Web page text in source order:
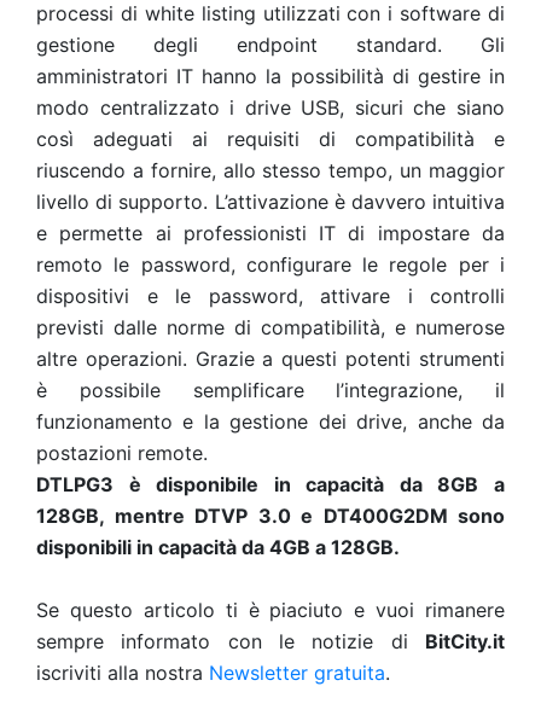
processi di white listing utilizzati con i software di
gestione degli endpoint standard. Gli
amministratori IT hanno la possibilità di gestire in
modo centralizzato i drive USB, sicuri che siano
così adeguati ai requisiti di compatibilità e
riuscendo a fornire, allo stesso tempo, un maggior
livello di supporto. L’attivazione è davvero intuitiva
e permette ai professionisti IT di impostare da
remoto le password, configurare le regole per i
dispositivi e le password, attivare i controlli
previsti dalle norme di compatibilità, e numerose
altre operazioni. Grazie a questi potenti strumenti
è possibile semplificare l’integrazione, il
funzionamento e la gestione dei drive, anche da
postazioni remote.
DTLPG3 è disponibile in capacità da 8GB a
128GB, mentre DTVP 3.0 e DT400G2DM sono
disponibili in capacità da 4GB a 128GB.
Se questo articolo ti è piaciuto e vuoi rimanere
sempre informato con le notizie di BitCity.it
iscriviti alla nostra Newsletter gratuita.